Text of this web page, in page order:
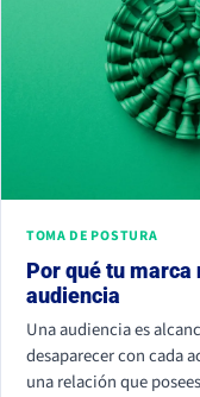
TOMA DE POSTURA
Por qué tu marca
audiencia
Una audiencia es
desaparecer con cada
una relación que